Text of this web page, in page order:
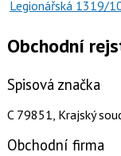
Legionářská 1319/
Obchodní
Spisová značka
C 79851, Krajský
Obchodní firma